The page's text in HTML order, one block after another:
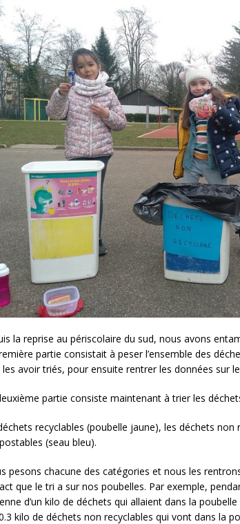
la reprise au périscolaire du sud, nous avons
partie consistait à peser l’ensemble des
les avoir triés, pour ensuite rentrer les données sur
partie consiste maintenant à trier les
recyclables (poubelle jaune), les déchets
(seau bleu).
pesons chacune des catégories et nous les
que le tri a sur nos poubelles. Par exemple,
d’un kilo de déchets qui allaient dans la
kilo de déchets non recyclables qui vont dans la